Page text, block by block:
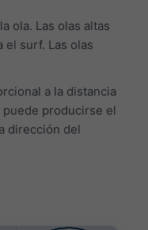
ola. Las olas altas
el surf. Las olas
a la distancia
producirse el
dirección del